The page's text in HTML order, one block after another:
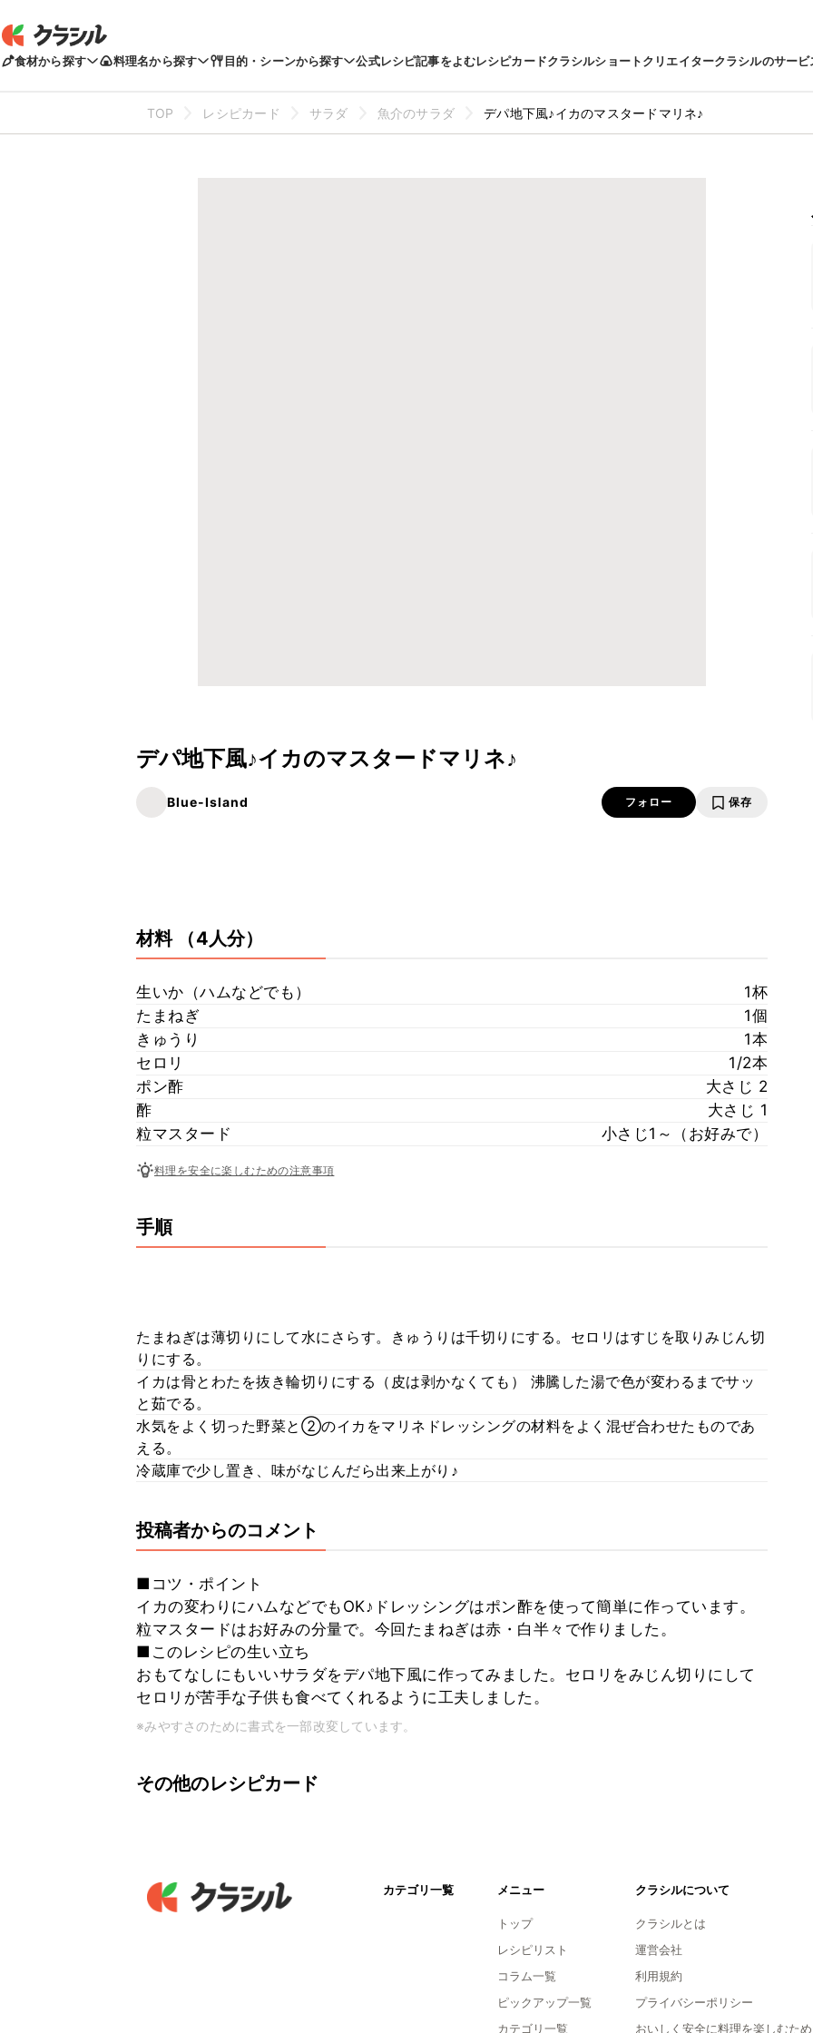
食材から探す 料理名から探す 目的・シーンから探す 公式レシピ記事をよむレシピカードクラシルショートクリエイタークラシルのサービ
TOP レシピカード サラダ 魚介のサラダ デパ地下風♪イカのマスタードマリネ♪
デパ地下風♪イカのマスタードマリネ♪
Blue-Island フォロー 保存
材料 （4人分）
生いか（ハムなどでも）
1杯
たまねぎ
1個
きゅうり
1本
セロリ
1/2本
ポン酢
大さじ 2
酢
大さじ 1
粒マスタード
小さじ1～（お好みで）
料理を安全に楽しむための注意事項
手順
たまねぎは薄切りにして水にさらす。きゅうりは千切りにする。セロリはすじを取りみじん切
りにする。
イカは骨とわたを抜き輪切りにする（皮は剥かなくても） 沸騰した湯で色が変わるまでサッ
と茹でる。
水気をよく切った野菜と②のイカをマリネドレッシングの材料をよく混ぜ合わせたものであ
える。
冷蔵庫で少し置き、味がなじんだら出来上がり♪
投稿者からのコメント
■コツ・ポイント
イカの変わりにハムなどでもOK♪ドレッシングはポン酢を使って簡単に作っています。
粒マスタードはお好みの分量で。今回たまねぎは赤・白半々で作りました。
■このレシピの生い立ち
おもてなしにもいいサラダをデパ地下風に作ってみました。セロリをみじん切りにして
セロリが苦手な子供も食べてくれるように工夫しました。
※みやすさのために書式を一部改変しています。
その他のレシピカード
カテゴリ一覧 メニュー
トップ
レシピリスト
コラム一覧
ピックアップ一覧
カテゴリ一覧
クラシルについて
クラシルとは
運営会社
利用規約
プライバシーポリシー
おいしく安全に料理を楽しむため